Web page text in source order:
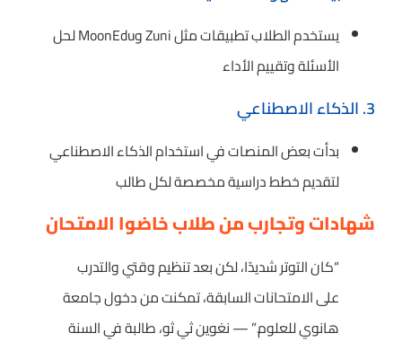
يستخدم الطلاب تطبيقات مثل Zuni وMoonEdu لحل
الأسئلة وتقييم الأداء
3. الذكاء الاصطناعي
بدأت بعض المنصات في استخدام الذكاء الاصطناعي
لتقديم خطط دراسية مخصصة لكل طالب
شهادات وتجارب من طلاب خاضوا الامتحان
“كان التوتر شديدًا، لكن بعد تنظيم وقتي والتدرب
على الامتحانات السابقة، تمكنت من دخول جامعة
هانوي للعلوم.” — نغوين ثي ثو، طالبة في السنة